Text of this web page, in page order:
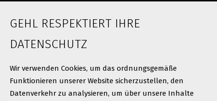
Karriere
Neuigkeiten
GEHL RESPEKTIERT IHRE
DATENSCHUTZ
Wir verwenden Cookies, um das ordnungsgemäße
Funktionieren unserer Website sicherzustellen, den
Datenverkehr zu analysieren, um über unsere Inhalte